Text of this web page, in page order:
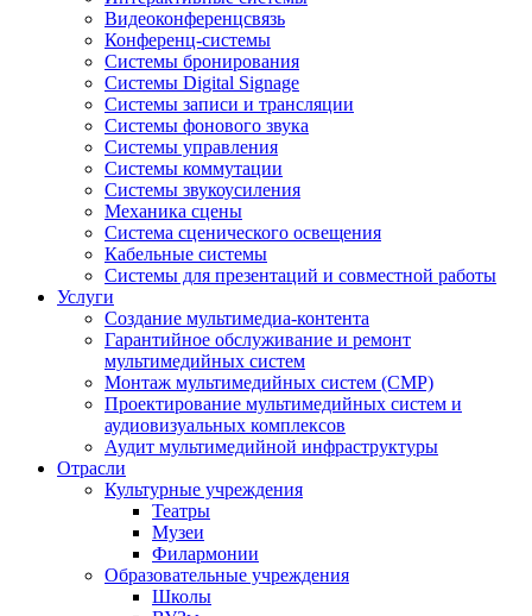
Видеоконференцсвязь
Конференц-системы
Системы бронирования
Системы Digital Signage
Системы записи и трансляции
Системы фонового звука
Системы управления
Системы коммутации
Системы звукоусиления
Механика сцены
Система сценического освещения
Кабельные системы
Системы для презентаций и совместной работы
Услуги
Создание мультимедиа-контента
Гарантийное обслуживание и ремонт
мультимедийных систем
Монтаж мультимедийных систем (СМР)
Проектирование мультимедийных систем и
аудиовизуальных комплексов
Аудит мультимедийной инфраструктуры
Отрасли
Культурные учреждения
Театры
Музеи
Филармонии
Образовательные учреждения
Школы